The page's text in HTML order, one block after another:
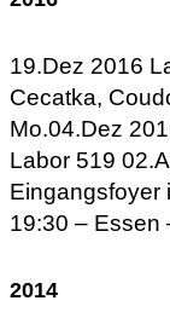
19.Dez 2016
Cecatka,
Mo.04.Dez
Labor 519
Eingangsfoyer
19:30 – Essen
2014